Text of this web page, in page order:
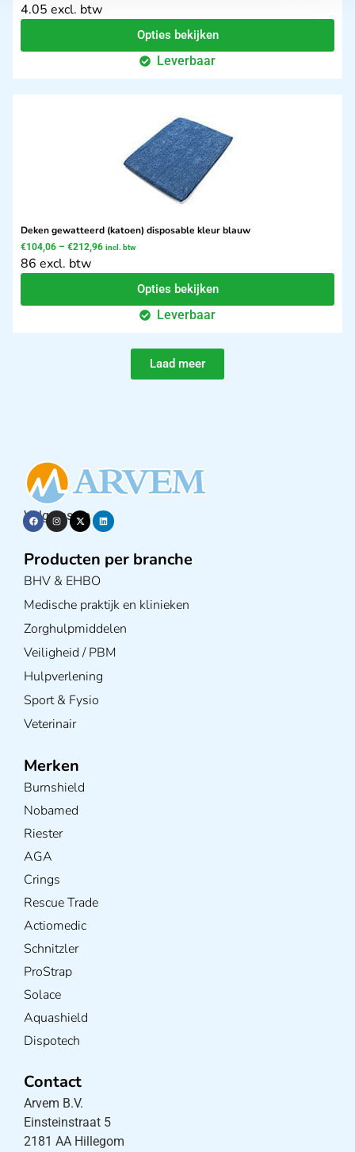
4.05 excl. btw
Opties bekijken
Leverbaar
Deken gewatteerd (katoen) disposable kleur blauw
€104,06 – €212,96 incl. btw
86 excl. btw
Opties bekijken
Leverbaar
Laad meer
Volg ons op
Producten per branche
BHV & EHBO
Medische praktijk en klinieken
Zorghulpmiddelen
Veiligheid / PBM
Hulpverlening
Sport & Fysio
Veterinair
Merken
Burnshield
Nobamed
Riester
AGA
Crings
Rescue Trade
Actiomedic
Schnitzler
ProStrap
Solace
Aquashield
Dispotech
Contact
Arvem B.V.
Einsteinstraat 5
2181 AA Hillegom